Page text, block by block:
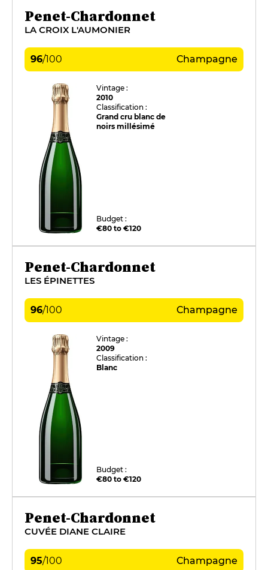
Penet-Chardonnet
LA CROIX L'AUMONIER
96/100 Champagne
Vintage :
2010
Classification :
Grand cru blanc de
noirs millésimé
Budget :
€80 to €120
Penet-Chardonnet
LES ÉPINETTES
96/100 Champagne
Vintage :
2009
Classification :
Blanc
Budget :
€80 to €120
Penet-Chardonnet
CUVÉE DIANE CLAIRE
95/100 Champagne